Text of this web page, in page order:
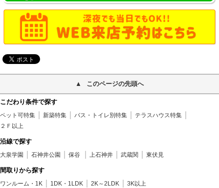
このページの先頭へ
こだわり条件で探す
ペット可特集 新築特集 バス・トイレ別特集
テラスハウス特集
２Ｆ以上
沿線で探す
大泉学園 石神井公園 保谷 上石神井 武蔵関 東伏見
間取りから探す
ワンルーム・1K 1DK・1LDK 2K～2LDK 3K以上